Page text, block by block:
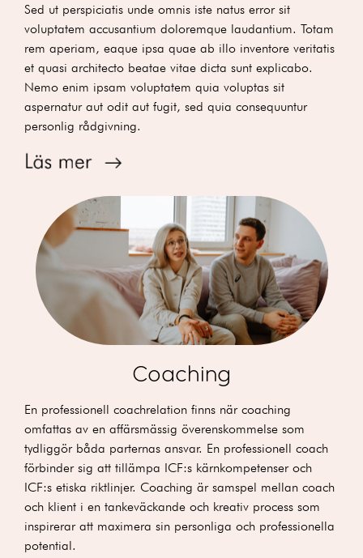
Sed ut perspiciatis unde omnis iste natus error sit
voluptatem accusantium doloremque laudantium. Totam
rem aperiam, eaque ipsa quae ab illo inventore veritatis
et quasi architecto beatae vitae dicta sunt explicabo.
Nemo enim ipsam voluptatem quia voluptas sit
aspernatur aut odit aut fugit, sed quia consequuntur
personlig rådgivning.
Coaching
En professionell coachrelation finns när coaching
omfattas av en affärsmässig överenskommelse som
tydliggör båda parternas ansvar. En professionell coach
förbinder sig att tillämpa ICF:s kärnkompetenser och
ICF:s etiska riktlinjer. Coaching är samspel mellan coach
och klient i en tankeväckande och kreativ process som
inspirerar att maximera sin personliga och professionella
potential.